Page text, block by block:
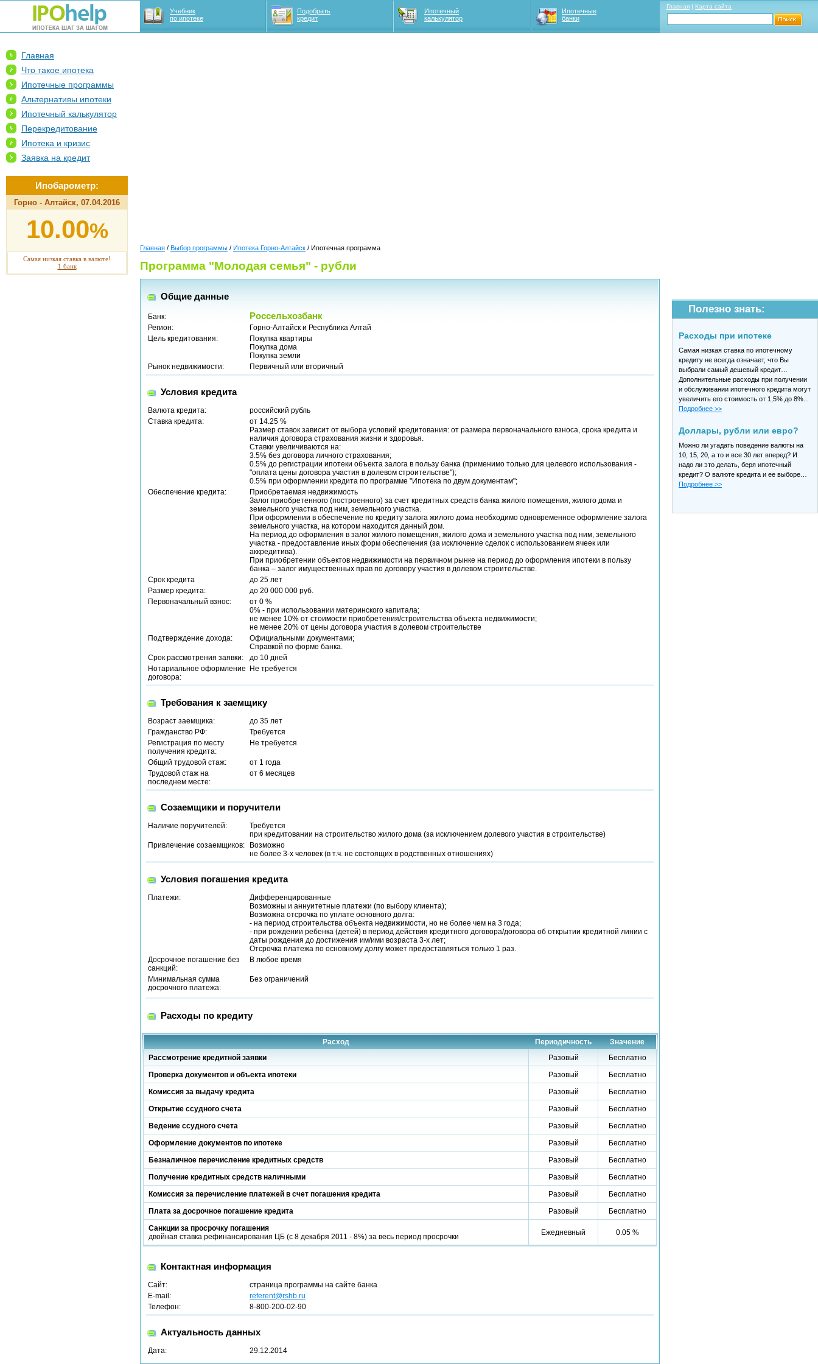
Учебник
по ипотеке
Подобрать
кредит
Ипотечный
калькулятор
Ипотечные
банки
Главная | Карта сайта
Главная
Что такое ипотека
Ипотечные программы
Альтернативы ипотеки
Ипотечный калькулятор
Перекредитование
Ипотека и кризис
Заявка на кредит
Ипобарометр:
Горно - Алтайск, 07.04.2016
10.00%
Самая низкая ставка в валюте!
1 банк
Главная / Выбор программы / Ипотека Горно-Алтайск / Ипотечная программа
Программа "Молодая семья" - рубли
Общие данные
Банк: Россельхозбанк
Регион:
Горно-Алтайск и Республика Алтай
Цель кредитования:
Покупка квартиры
Покупка дома
Покупка земли
Рынок недвижимости:
Первичный или вторичный
Условия кредита
Валюта кредита:
российский рубль
Ставка кредита:
от 14.25 %
Размер ставок зависит от выбора условий кредитования: от размера первоначального взноса, срока кредита и
наличия договора страхования жизни и здоровья.
Ставки увеличиваются на:
3.5% без договора личного страхования;
0.5% до регистрации ипотеки объекта залога в пользу банка (применимо только для целевого использования -
"оплата цены договора участия в долевом строительстве");
0.5% при оформлении кредита по программе "Ипотека по двум документам";
Обеспечение кредита:
Приобретаемая недвижимость
Залог приобретенного (построенного) за счет кредитных средств банка жилого помещения, жилого дома и
земельного участка под ним, земельного участка.
При оформлении в обеспечение по кредиту залога жилого дома необходимо одновременное оформление залога
земельного участка, на котором находится данный дом.
На период до оформления в залог жилого помещения, жилого дома и земельного участка под ним, земельного
участка - предоставление иных форм обеспечения (за исключение сделок с использованием ячеек или
аккредитива).
При приобретении объектов недвижимости на первичном рынке на период до оформления ипотеки в пользу
банка – залог имущественных прав по договору участия в долевом строительстве.
Срок кредита
до 25 лет
Размер кредита:
до 20 000 000 руб.
Первоначальный взнос:
от 0 %
0% - при использовании материнского капитала;
не менее 10% от стоимости приобретения/строительства объекта недвижимости;
не менее 20% от цены договора участия в долевом строительстве
Подтверждение дохода:
Официальными документами;
Справкой по форме банка.
Срок рассмотрения заявки:
до 10 дней
Нотариальное оформление
договора:
Не требуется
Требования к заемщику
Возраст заемщика:
до 35 лет
Гражданство РФ:
Требуется
Регистрация по месту
получения кредита:
Не требуется
Общий трудовой стаж:
от 1 года
Трудовой стаж на
последнем месте:
от 6 месяцев
Созаемщики и поручители
Наличие поручителей:
Требуется
при кредитовании на строительство жилого дома (за исключением долевого участия в строительстве)
Привлечение созаемщиков:
Возможно
не более 3-х человек (в т.ч. не состоящих в родственных отношениях)
Условия погашения кредита
Платежи:
Дифференцированные
Возможны и аннуитетные платежи (по выбору клиента);
Возможна отсрочка по уплате основного долга:
- на период строительства объекта недвижимости, но не более чем на 3 года;
- при рождении ребенка (детей) в период действия кредитного договора/договора об открытии кредитной линии с
даты рождения до достижения им/ими возраста 3-х лет;
Отсрочка платежа по основному долгу может предоставляться только 1 раз.
Досрочное погашение без
санкций:
В любое время
Минимальная сумма
досрочного платежа:
Без ограничений
Расходы по кредиту
Расход Периодичность
Значение
Рассмотрение кредитной заявки
Разовый
Бесплатно
Проверка документов и объекта ипотеки
Разовый
Бесплатно
Комиссия за выдачу кредита
Разовый
Бесплатно
Открытие ссудного счета
Разовый
Бесплатно
Ведение ссудного счета
Разовый
Бесплатно
Оформление документов по ипотеке
Разовый
Бесплатно
Безналичное перечисление кредитных средств
Разовый
Бесплатно
Получение кредитных средств наличными
Разовый
Бесплатно
Комиссия за перечисление платежей в счет погашения кредита
Разовый
Бесплатно
Плата за досрочное погашение кредита
Разовый
Бесплатно
Санкции за просрочку погашения
двойная ставка рефинансирования ЦБ (с 8 декабря 2011 - 8%) за весь период просрочки
Ежедневный 0.05 %
Контактная информация
Сайт:
страница программы на сайте банка
E-mail:
referent@rshb.ru
Телефон:
8-800-200-02-90
Актуальность данных
Дата: 29.12.2014
Полезно знать:
Расходы при ипотеке
Самая низкая ставка по ипотечному
кредиту не всегда означает, что Вы
выбрали самый дешевый кредит…
Дополнительные расходы при получении
и обслуживании ипотечного кредита могут
увеличить его стоимость от 1,5% до 8%...
Подробнее >>
Доллары, рубли или евро?
Можно ли угадать поведение валюты на
10, 15, 20, а то и все 30 лет вперед? И
надо ли это делать, беря ипотечный
кредит? О валюте кредита и ее выборе…
Подробнее >>